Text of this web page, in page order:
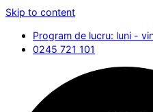
Skip to content
Program de lucru: luni -
0245 721 101